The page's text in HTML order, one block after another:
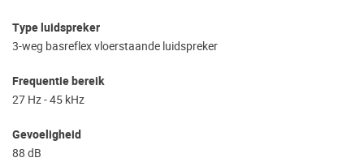
Type luidspreker
3-weg basreflex vloerstaande luidspreker
Frequentie bereik
27 Hz - 45 kHz
Gevoeligheid
88 dB